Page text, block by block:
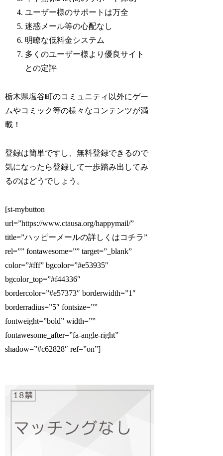
ユーザー様のサポートは万全
迷惑メール等の心配なし
明瞭な低料金システム
多くのユーザー様より優良サイト
との定評
栃木県塩谷町のコミュニティ以外にゲー
ムやコミック等の様々なコンテンツが満
載！
登録は簡単ですし、無料登録できるので
気になったら登録して一歩踏み出してみ
るのはどうでしょう。
[st-mybutton
url=”https://www.ctausa.org/happymail/”
title=”ハッピーメールの詳しくはコチラ”
rel=”” fontawesome=”” target=”_blank”
color=”#fff” bgcolor=”#e53935″
bgcolor_top=”#f44336″
bordercolor=”#e57373″ borderwidth=”1″
borderradius=”5″ fontsize=””
fontweight=”bold” width=””
fontawesome_after=”fa-angle-right”
shadow=”#c62828″ ref=”on”]